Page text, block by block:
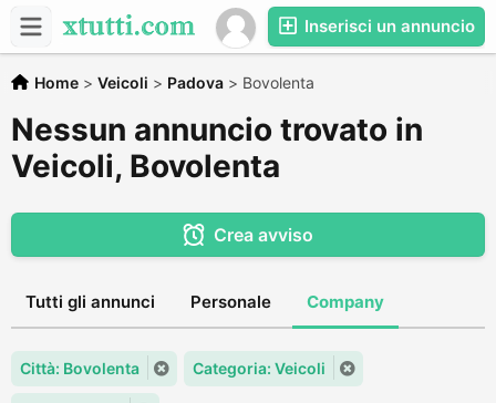
Inserisci un annuncio
Home > Veicoli > Padova > Bovolenta
Nessun annuncio trovato in
Veicoli, Bovolenta
Crea avviso
Tutti gli annunci Personale Company
Città: Bovolenta Categoria: Veicoli